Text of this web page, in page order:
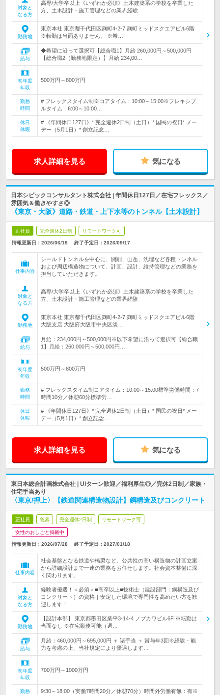
対象と
なる方
高専/大学卒以上《いずれか必須》土木建築系の学校を卒業した
方、土木設計・施工管理などの業界経験
勤務地
東京本社 東京都千代田区麹町4-2-7 麹町ミッドスクエアビル6階
※転勤は当面ありません。 ※希…
給与
◆希望に沿って選択可【総合職1】月給 260,000円～500,000円
【総合職2（勤務地限定）】月給 234,00…
初年度
年収
500万円～800万円
勤務
時間
# フレックスタイム制※コアタイム：10:00～15:00※フレキシブ
ルタイム：6:00～10:00…
休日
休暇
# 《年間休日127日》* 完全週休2日制（土日）* 国民の祝日* メー
デー（5月1日）* 創立記念…
求人詳細を見る 気になる
日本シビックコンサルタント株式会社 | 年間休日127日／在宅フレックス／
雰囲気＆働きやすさ◎
《東京・大阪》道路・鉄道・上下水等のトンネル【土木設計】
正社員 完全週休2日制 リモートワーク可
情報更新日：2026/06/19 終了予定日： 2026/09/17
仕事内容
シールドトンネルを中心に、開削、山岳、沈埋など各種トンネル
および周辺構造物について、計画、設計、維持管理などの業務を
担当していただきます。
対象と
なる方
高専/大学卒以上《いずれか必須》土木建築系の学校を卒業した
方、土木設計・施工管理などの業界経験
勤務地
東京本社 東京都千代田区麹町4-2-7 麹町ミッドスクエアビル6階
大阪支店 大阪府大阪市中央区淡…
給与
月給：234,000円～500,000円※以下希望に沿って選択可【総合職
1】月給：260,000円～500,000円…
初年度
年収
500万円～800万円
勤務
時間
# フレックスタイム制コアタイム：10:00～15:00標準労働時間：7
時間10分／休憩60分標準労…
休日
休暇
# 《年間休日127日》* 完全週休2日制（土日）* 国民の祝日* メー
デー（5月1日）* 創立記念…
求人詳細を見る 気になる
東日本総合計画株式会社 | UIターン歓迎／福利厚生◎／完休2日制／家族・
住宅手当あり
〈東京/押上〉【鉄道関連構造物設計】鋼構造及びコンクリート
正社員 急募 完全週休2日制 リモートワーク可
女性のおしごと掲載中
情報更新日：2026/07/28 終了予定日： 2027/01/18
仕事内容
社会基盤となる鉄道や橋梁など、公共性の高い構造物の計画立案
から詳細設計まで一連の業務をお任せします。社会資本整備に深
く関わります。
対象と
なる方
経験者優遇！＜必須＞■高卒以上■技術士（建設部門：鋼構造及び
コンクリート）の資格｜安定した環境で専門性を高めたい方を歓
迎します！
勤務地
【設計本部】 東京都墨田区業平3-14-4 ノブカワビル6F ※転勤は
当面なし ※在宅勤務可能（週…
給与
月給：460,000円～695,000円 ＋ 諸手当 ＋ 賞与年3回※経験・能
力を考慮の上、当社規定により優遇します…
初年度
年収
700万円～1000万円
勤務
9:30～18:00（実働7時間20分／休憩70分）時間外労働有無：有※